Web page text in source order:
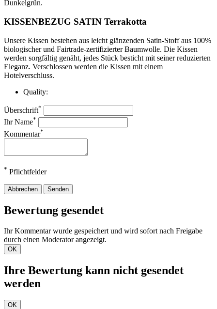
KISSENBEZUG SATIN Terrakotta
Unsere Kissen bestehen aus leicht glänzenden Satin-Stoff aus 100%
biologischer und Fairtrade-zertifizierter Baumwolle. Die Kissen
werden sorgfältig genäht, jedes Stück besticht mit seiner reduzierten
Eleganz. Verschlossen werden die Kissen mit einem
Hotelverschluss.
Quality:
Überschrift*
Ihr Name*
Kommentar*
* Pflichtfelder
Abbrechen Senden
Bewertung gesendet
Ihr Kommentar wurde gespeichert und wird sofort nach Freigabe
durch einen Moderator angezeigt.
OK
Ihre Bewertung kann nicht gesendet
werden
OK